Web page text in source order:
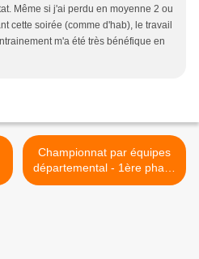
Même si j'ai perdu en moyenne 2 ou
cette soirée (comme d'hab), le travail
m'a été très bénéfique en
Championnat par équipes
départemental - 1ère phase
- 3ème journée - Vendredi